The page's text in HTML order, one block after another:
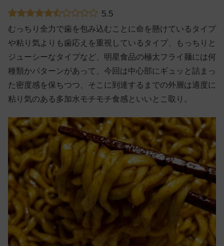
5.5
むっちり全力で歯を包み込むことに命を懸けているタイプ
や粘り気よりも歯応えを重視しているタイプ、もっちりと
ジューシーなタイプなど、明星食品の極太フライ麺には何
種類かパターンがあって、今回は中心部にギュッと詰まっ
た密度感を保ちつつ、そこに到達するまでの外層は適度に
粘り気のある多加水モチモチ食感といいとこ取り。